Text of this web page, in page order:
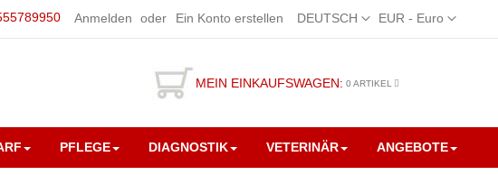
Währung
EUR - Euro
Sprache
DEUTSCH
Anmelden Ein Konto erstellen
MEIN EINKAUFSWAGEN: 0 ARTIKEL
PFLEGE DIAGNOSTIK VETERINÄR ANGEBOTE